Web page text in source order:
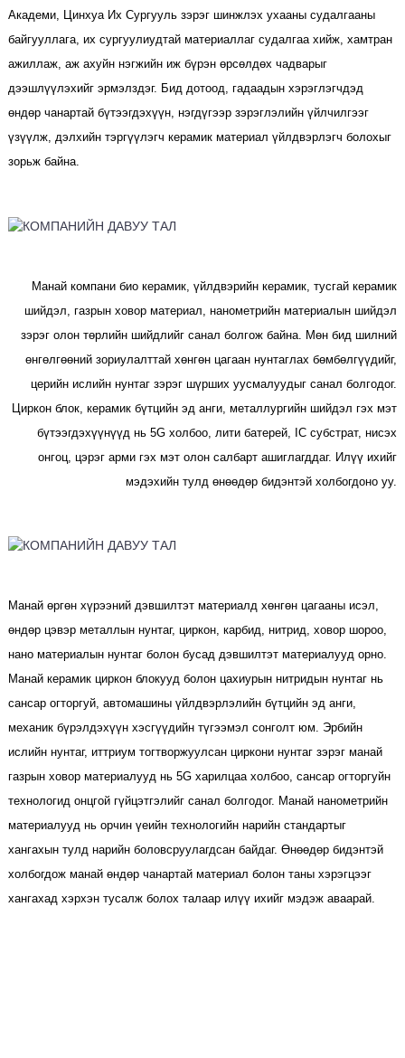
Академи, Цинхуа Их Сургууль зэрэг шинжлэх ухааны судалгааны
байгууллага, их сургуулиудтай материаллаг судалгаа хийж, хамтран
ажиллаж, аж ахуйн нэгжийн иж бүрэн өрсөлдөх чадварыг
дээшлүүлэхийг эрмэлздэг. Бид дотоод, гадаадын хэрэглэгчдэд
өндөр чанартай бүтээгдэхүүн, нэгдүгээр зэрэглэлийн үйлчилгээг
үзүүлж, дэлхийн тэргүүлэгч керамик материал үйлдвэрлэгч болохыг
зорьж байна.
Манай компани био керамик, үйлдвэрийн керамик, тусгай керамик
шийдэл, газрын ховор материал, нанометрийн материалын шийдэл
зэрэг олон төрлийн шийдлийг санал болгож байна. Мөн бид шилний
өнгөлгөөний зориулалттай хөнгөн цагаан нунтаглах бөмбөлгүүдийг,
церийн ислийн нунтаг зэрэг шүрших уусмалуудыг санал болгодог.
Циркон блок, керамик бүтцийн эд анги, металлургийн шийдэл гэх мэт
бүтээгдэхүүнүүд нь 5G холбоо, лити батерей, IC субстрат, нисэх
онгоц, цэрэг арми гэх мэт олон салбарт ашиглагддаг. Илүү ихийг
мэдэхийн тулд өнөөдөр бидэнтэй холбогдоно уу.
Манай өргөн хүрээний дэвшилтэт материалд хөнгөн цагааны исэл,
өндөр цэвэр металлын нунтаг, циркон, карбид, нитрид, ховор шороо,
нано материалын нунтаг болон бусад дэвшилтэт материалууд орно.
Манай керамик циркон блокууд болон цахиурын нитридын нунтаг нь
сансар огторгуй, автомашины үйлдвэрлэлийн бүтцийн эд анги,
механик бүрэлдэхүүн хэсгүүдийн түгээмэл сонголт юм. Эрбийн
ислийн нунтаг, иттриум тогтворжуулсан циркони нунтаг зэрэг манай
газрын ховор материалууд нь 5G харилцаа холбоо, сансар огторгуйн
технологид онцгой гүйцэтгэлийг санал болгодог. Манай нанометрийн
материалууд нь орчин үеийн технологийн нарийн стандартыг
хангахын тулд нарийн боловсруулагдсан байдаг. Өнөөдөр бидэнтэй
холбогдож манай өндөр чанартай материал болон таны хэрэгцээг
хангахад хэрхэн тусалж болох талаар илүү ихийг мэдэж аваарай.